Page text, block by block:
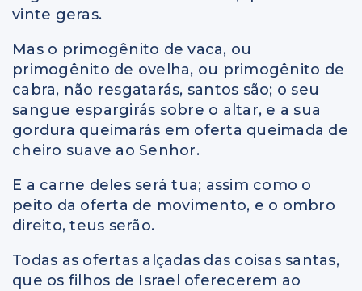
vinte geras.
Mas o primogênito de vaca, ou
primogênito de ovelha, ou primogênito de
cabra, não resgatarás, santos são; o seu
sangue espargirás sobre o altar, e a sua
gordura queimarás em oferta queimada de
cheiro suave ao Senhor.
E a carne deles será tua; assim como o
peito da oferta de movimento, e o ombro
direito, teus serão.
Todas as ofertas alçadas das coisas santas,
que os filhos de Israel oferecerem ao